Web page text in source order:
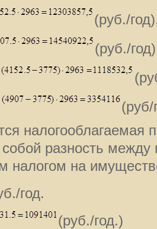
(руб./
(руб./
(руб/
налогооблагаемая
собой разность
налогом на
год.
(руб./год.)